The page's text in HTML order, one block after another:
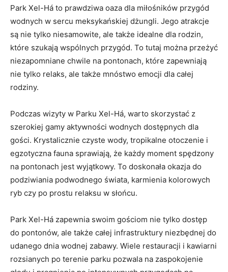
Park⁢ Xel-Há‍ to prawdziwa oaza dla miłośników ‌przygód
wodnych⁣ w sercu​ meksykańskiej dżungli. Jego atrakcje
są nie tylko niesamowite, ale także idealne dla​ rodzin,
które szukają wspólnych przygód. To tutaj można przeżyć
niezapomniane⁢ chwile na pontonach, które zapewniają
nie⁣ tylko ‍relaks, ale także mnóstwo emocji dla całej​
rodziny.
Podczas wizyty ‍w Parku Xel-Há, ‍warto skorzystać ​z​
szerokiej gamy aktywności wodnych dostępnych dla
gości. Krystalicznie czyste wody, tropikalne otoczenie i
egzotyczna fauna sprawiają, że ​każdy moment spędzony
⁤na pontonach‌ jest wyjątkowy. ‌To ⁣doskonała okazja do
podziwiania podwodnego‍ świata, karmienia kolorowych⁣
ryb czy ⁤po prostu relaksu w słońcu.
Park Xel-Há ‍zapewnia swoim gościom nie ​tylko‍ dostęp
do pontonów, ale także⁣ całej infrastruktury niezbędnej do
udanego ⁣dnia wodnej zabawy. ⁢Wiele restauracji i⁤ kawiarni
rozsianych po terenie parku pozwala na zaspokojenie